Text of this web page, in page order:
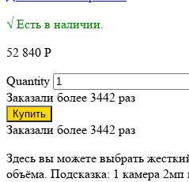
√ Есть в наличии.
52 840 Р
Quantity
Заказали более 3442 раз
Купить
Заказали более 3442 раз
Здесь вы можете выбрать
объёма. Подсказка: 1 камера 2мп